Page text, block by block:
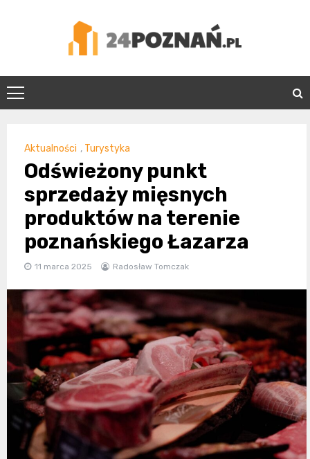
24Poznań.pl
Aktualności , Turystyka
Odświeżony punkt
sprzedaży mięsnych
produktów na terenie
poznańskiego Łazarza
11 marca 2025 Radosław Tomczak